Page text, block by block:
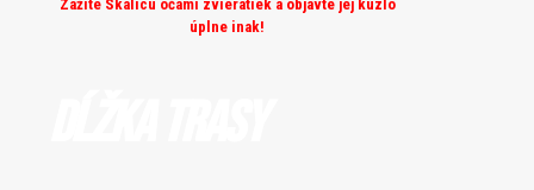
Zažite Skalicu očami zvieratiek a objavte jej kúzlo
úplne inak!